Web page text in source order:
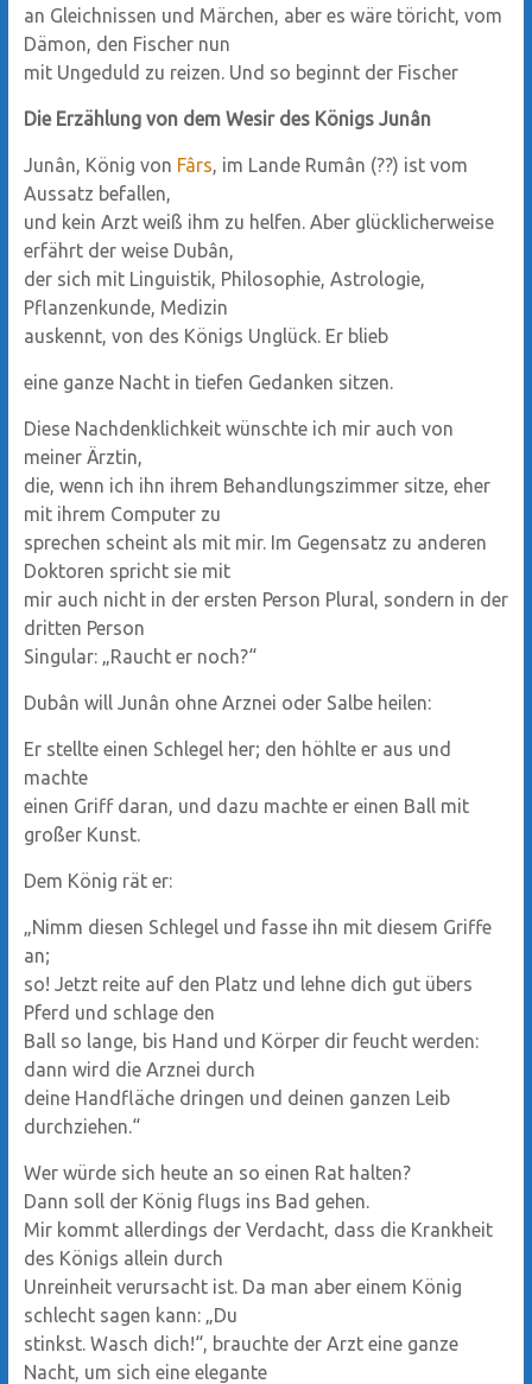
an Gleichnissen und Märchen, aber es wäre töricht, vom
Dämon, den Fischer nun
mit Ungeduld zu reizen. Und so beginnt der Fischer
Die Erzählung von dem Wesir des Königs Junân
Junân, König von Fârs, im Lande Rumân (??) ist vom
Aussatz befallen,
und kein Arzt weiß ihm zu helfen. Aber glücklicherweise
erfährt der weise Dubân,
der sich mit Linguistik, Philosophie, Astrologie,
Pflanzenkunde, Medizin
auskennt, von des Königs Unglück. Er blieb
eine ganze Nacht in tiefen Gedanken sitzen.
Diese Nachdenklichkeit wünschte ich mir auch von
meiner Ärztin,
die, wenn ich ihn ihrem Behandlungszimmer sitze, eher
mit ihrem Computer zu
sprechen scheint als mit mir. Im Gegensatz zu anderen
Doktoren spricht sie mit
mir auch nicht in der ersten Person Plural, sondern in der
dritten Person
Singular: „Raucht er noch?“
Dubân will Junân ohne Arznei oder Salbe heilen:
Er stellte einen Schlegel her; den höhlte er aus und
machte
einen Griff daran, und dazu machte er einen Ball mit
großer Kunst.
Dem König rät er:
„Nimm diesen Schlegel und fasse ihn mit diesem Griffe
an;
so! Jetzt reite auf den Platz und lehne dich gut übers
Pferd und schlage den
Ball so lange, bis Hand und Körper dir feucht werden:
dann wird die Arznei durch
deine Handfläche dringen und deinen ganzen Leib
durchziehen.“
Wer würde sich heute an so einen Rat halten?
Dann soll der König flugs ins Bad gehen.
Mir kommt allerdings der Verdacht, dass die Krankheit
des Königs allein durch
Unreinheit verursacht ist. Da man aber einem König
schlecht sagen kann: „Du
stinkst. Wasch dich!“, brauchte der Arzt eine ganze
Nacht, um sich eine elegante